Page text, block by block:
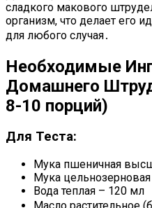
сладкого макового
организм, что делает его
для любого случая․
Необходимые
Домашнего
8-10 порций)
Для Теста:
Мука пшеничная
Мука
Вода теплая – 120 мл